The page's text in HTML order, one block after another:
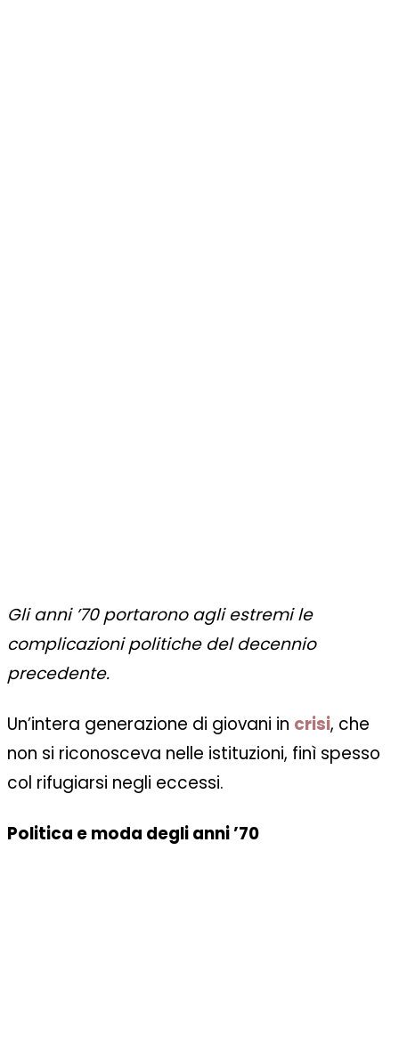
Gli anni ’70 portarono agli estremi le
complicazioni politiche del decennio
precedente.
Un’intera generazione di giovani in crisi, che
non si riconosceva nelle istituzioni, finì spesso
col rifugiarsi negli eccessi.
Politica e moda degli anni ’70